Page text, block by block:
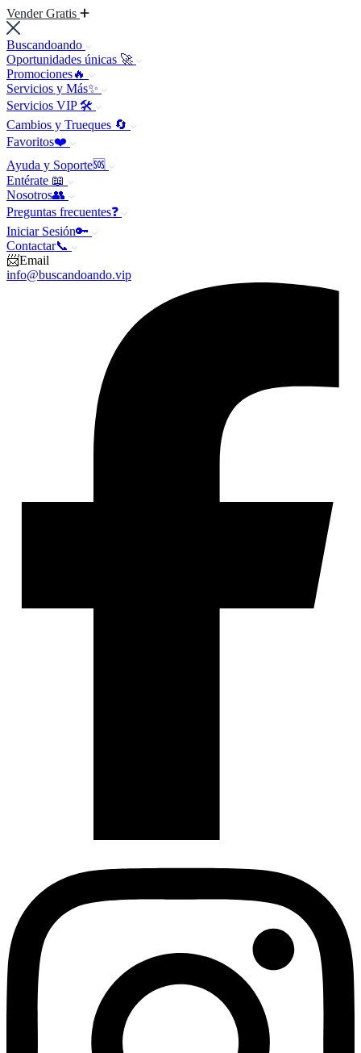
Vender Gratis
Buscandoando
Oportunidades únicas 🚀
Promociones🔥
Servicios y Más✨
Servicios VIP 🛠️
Cambios y Trueques 🔄
Favoritos❤️
Ayuda y Soporte🆘
Entérate 📖
Nosotros👥
Preguntas frecuentes❓
Iniciar Sesión🔑
Contactar📞
📨Email
info@buscandoando.vip